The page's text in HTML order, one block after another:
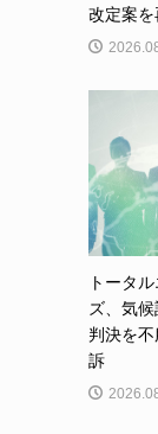
改定案
トータ
ズ、気
判決を
訴